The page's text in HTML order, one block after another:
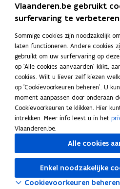
een warmtepomp resulteerde in
verminderde CO2-uitstoot.
duurzame ontwikkeling.
Creatieve innovatie blijkt uit het
zoals Python en Power BI. De
illustreert toekomstgerichte
energiebenadering. Mijn eindwerk
persoonlijke betrokkenheid. .
Deel deze pagina
i
o
Vlaanderen.be gebruikt
surfervaring te
Sommige cookies zijn noodzakelijk
laten functioneren. Andere cookies
gebruikt om uw surfervaring op
op 'Alle cookies aanvaarden' klikt,
cookies. Wilt u liever zelf kiezen
op 'Cookievoorkeuren beheren'. U
moment aanpassen door onderaan
Cookievoorkeuren te klikken. Hier
intrekken. Meer info leest u in het
Vlaanderen.be.
Alle cookies
Enkel noodzakelijke
Cookievoorkeuren beheren